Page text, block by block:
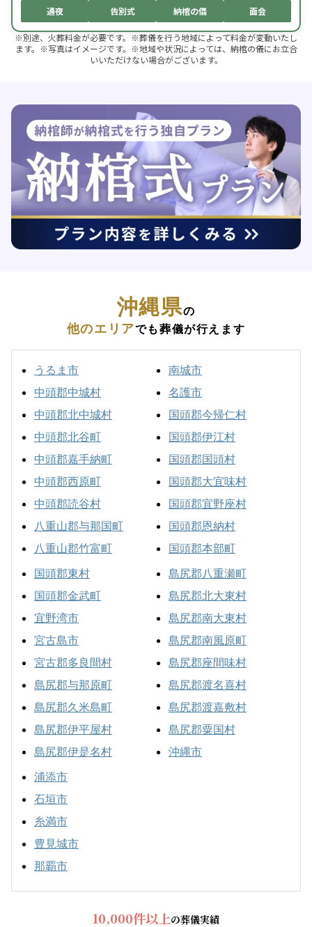
通夜 告別式 納棺の儀 面会
※別途、火葬料金が必要です。※葬儀を行う地域によって料金が変動いたし
ます。※写真はイメージです。※地域や状況によっては、納棺の儀にお立合
いいただけない場合がございます。
沖縄県の
他のエリアでも葬儀が行えます
うるま市
中頭郡中城村
中頭郡北中城村
中頭郡北谷町
中頭郡嘉手納町
中頭郡西原町
中頭郡読谷村
八重山郡与那国町
八重山郡竹富町
南城市
名護市
国頭郡今帰仁村
国頭郡伊江村
国頭郡国頭村
国頭郡大宜味村
国頭郡宜野座村
国頭郡恩納村
国頭郡本部町
国頭郡東村
国頭郡金武町
宜野湾市
宮古島市
宮古郡多良間村
島尻郡与那原町
島尻郡久米島町
島尻郡伊平屋村
島尻郡伊是名村
島尻郡八重瀬町
島尻郡北大東村
島尻郡南大東村
島尻郡南風原町
島尻郡座間味村
島尻郡渡名喜村
島尻郡渡嘉敷村
島尻郡粟国村
沖縄市
浦添市
石垣市
糸満市
豊見城市
那覇市
10,000件以上の葬儀実績